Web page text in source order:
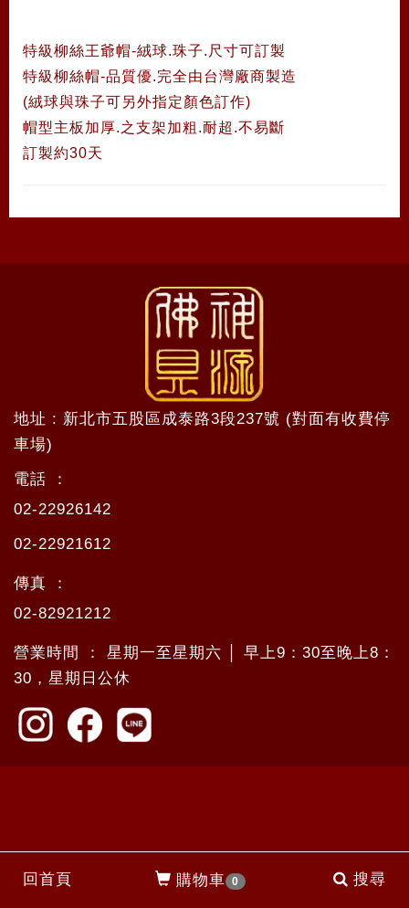
回首頁 購物車 0 搜尋
特級柳絲王爺帽-絨球.珠子.尺寸可訂製
特級柳絲帽-品質優.完全由台灣廠商製造
(絨球與珠子可另外指定顏色訂作)
帽型主板加厚.之支架加粗.耐超.不易斷
訂製約30天
地址 : 新北市五股區成泰路3段237號 (對面有收費停
車場)
電話 ：
02-22926142
02-22921612
傳真 ：
02-82921212
營業時間 ： 星期一至星期六 │ 早上9：30至晚上8：
30，星期日公休